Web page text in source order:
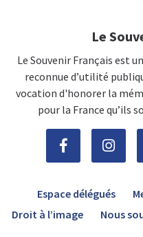
Le
Le Souvenir Français est
reconnue d’utilité
vocation d'honorer la
pour la France qu’ils
Espace délégués
Droit à l’image
Nous